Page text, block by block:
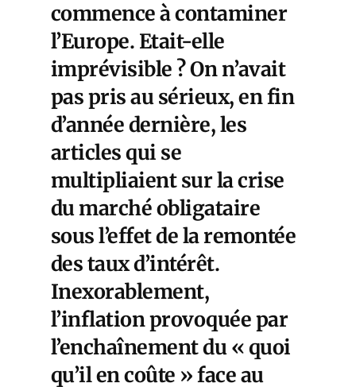
commence à contaminer
l’Europe. Etait-elle
imprévisible ? On n’avait
pas pris au sérieux, en fin
d’année dernière, les
articles qui se
multipliaient sur la crise
du marché obligataire
sous l’effet de la remontée
des taux d’intérêt.
Inexorablement,
l’inflation provoquée par
l’enchaînement du « quoi
qu’il en coûte » face au